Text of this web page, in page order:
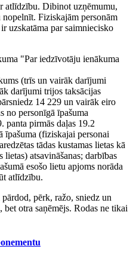
atlīdzību. Dibinot uzņēmumu,
Fiziskajām personām
uzskatāma par saimniecisko
"Par iedzīvotāju ienākuma
(trīs un vairāk darījumi
darījumi trijos taksācijas
14 229 un vairāk eiro
no personīgā īpašuma
panta pirmās daļas 19.2
(fiziskajai personai
tādas kustamas lietas kā
lietas) atsavināšanas; darbības
esošo lietu apjoms norāda
atlīdzību.
pērk, ražo, sniedz un
otra saņēmējs. Rodas ne tikai